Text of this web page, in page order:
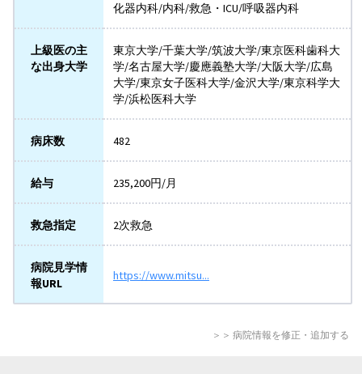
化器内科/内科/救急・ICU/呼吸器内科
上級医の主
な出身大学
東京大学/千葉大学/筑波大学/東京医科歯科大
学/名古屋大学/慶應義塾大学/大阪大学/広島
大学/東京女子医科大学/金沢大学/東京科学大
学/浜松医科大学
病床数 482
給与 235,200円/月
救急指定 2次救急
病院見学情
報URL
https://www.mitsu...
＞＞ 病院情報を修正・追加する